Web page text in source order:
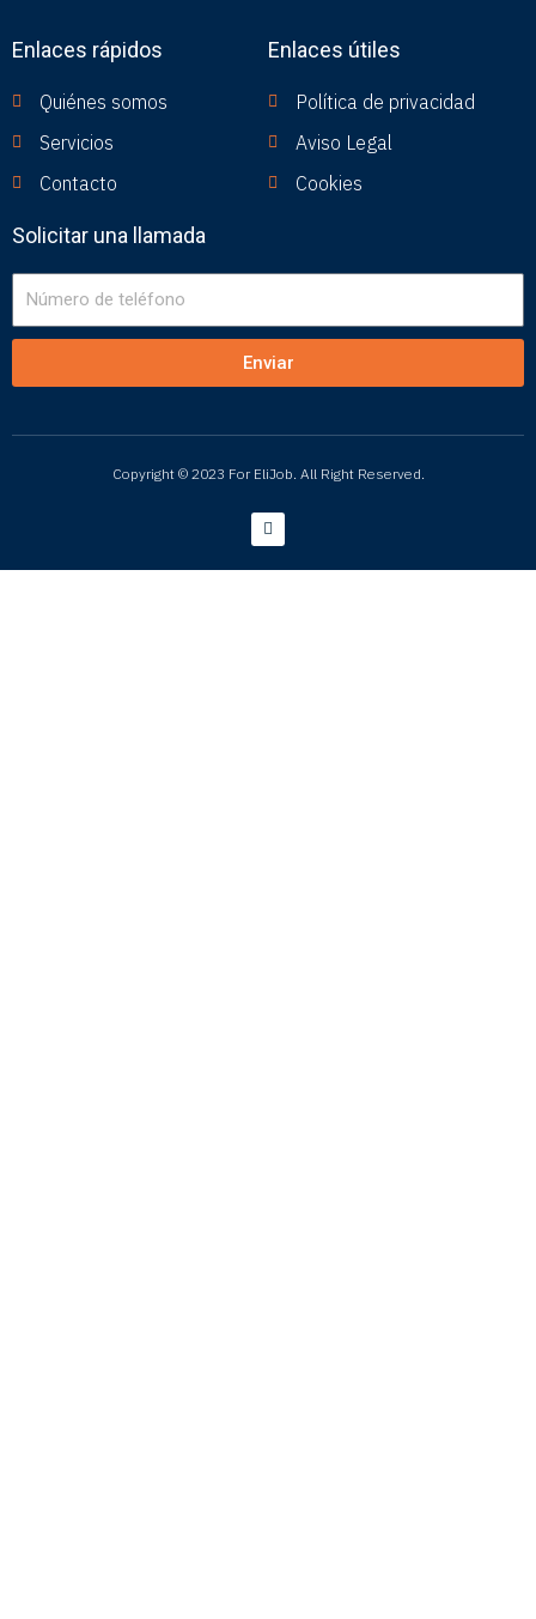
Enlaces rápidos
Quiénes somos
Servicios
Contacto
Enlaces útiles
Política de privacidad
Aviso Legal
Cookies
Solicitar una llamada
teléfono
Enviar
Copyright © 2023 For EliJob. All Right Reserved.
L
i
n
k